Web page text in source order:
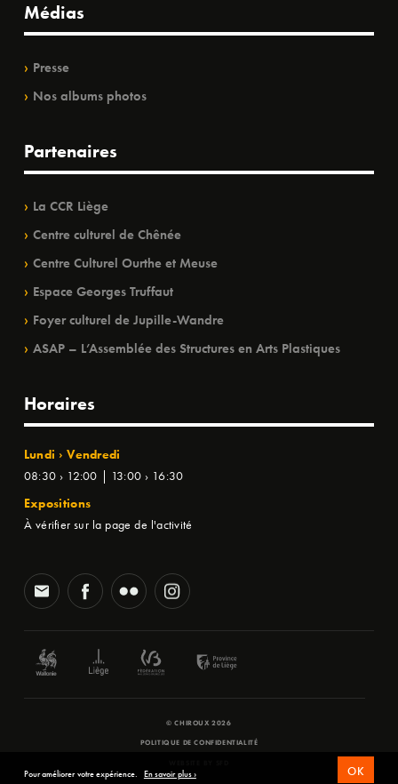
Médias
Presse
Nos albums photos
Partenaires
La CCR Liège
Centre culturel de Chênée
Centre Culturel Ourthe et Meuse
Espace Georges Truffaut
Foyer culturel de Jupille-Wandre
ASAP – L’Assemblée des Structures en Arts Plastiques
Horaires
Lundi › Vendredi
08:30 › 12:00 | 13:00 › 16:30
Expositions
À vérifier sur la page de l'activité
© CHIROUX 2026
POLITIQUE DE CONFIDENTIALITÉ
Pour améliorer votre expérience. En savoir plus › OK